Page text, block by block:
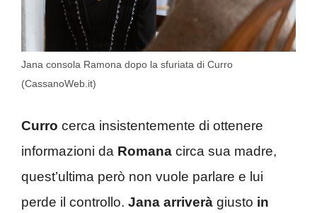
Jana consola Ramona dopo la sfuriata di Curro
(CassanoWeb.it)
Curro cerca insistentemente di ottenere
informazioni da Romana circa sua madre,
quest’ultima però non vuole parlare e lui
perde il controllo. Jana arriverà giusto in